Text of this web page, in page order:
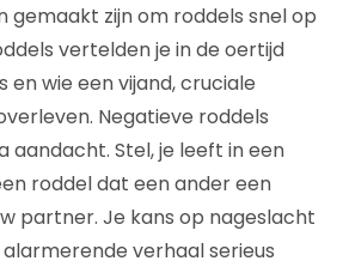
gemaakt zijn om roddels snel op
vertelden je in de oertijd
en wie een vijand, cruciale
Negatieve roddels
aandacht. Stel, je leeft in een
roddel dat een ander een
partner. Je kans op nageslacht
verhaal serieus